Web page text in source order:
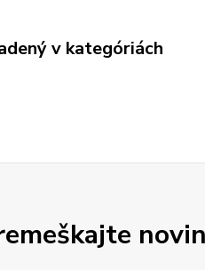
v kategóriách